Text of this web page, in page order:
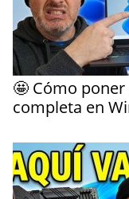
🤩 Cómo
completa en